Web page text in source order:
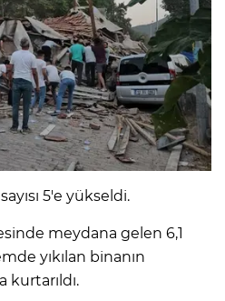
5'e yükseldi.
meydana gelen 6,1
yıkılan binanın
kurtarıldı.